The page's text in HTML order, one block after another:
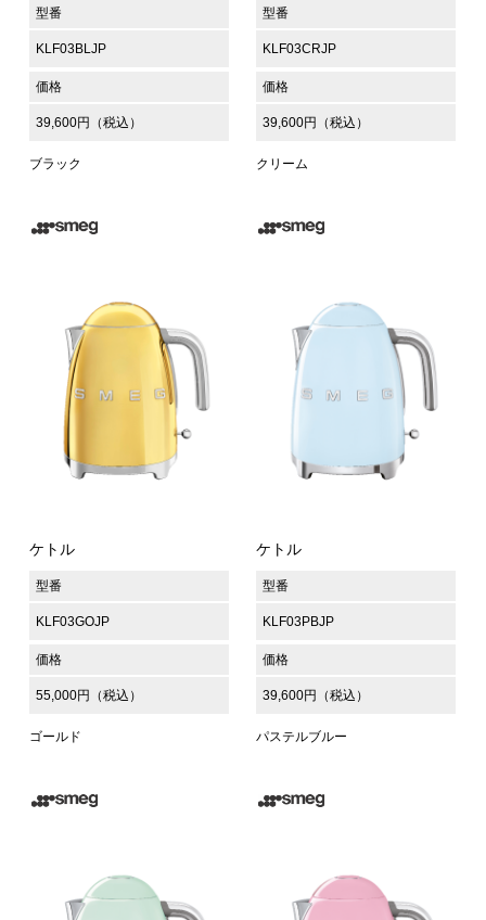
型番
KLF03BLJP
価格
39,600円（税込）
ブラック
型番
KLF03CRJP
価格
39,600円（税込）
クリーム
ケトル
型番
KLF03GOJP
価格
55,000円（税込）
ゴールド
ケトル
型番
KLF03PBJP
価格
39,600円（税込）
パステルブルー